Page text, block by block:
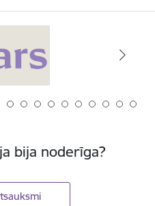
bija noderīga?